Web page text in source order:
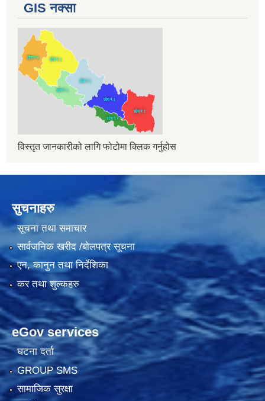
GIS नक्सा
विस्तृत जानकारीको लागि फोटोमा क्लिक गर्नुहोस
सुचनाहरु
सूचना तथा समाचार
सार्वजनिक खरीद /बोलपत्र सूचना
एन, कानुन तथा निर्देशिका
कर तथा शुल्कहरु
eGov services
घटना दर्ता
GROUP SMS
सामाजिक सुरक्षा